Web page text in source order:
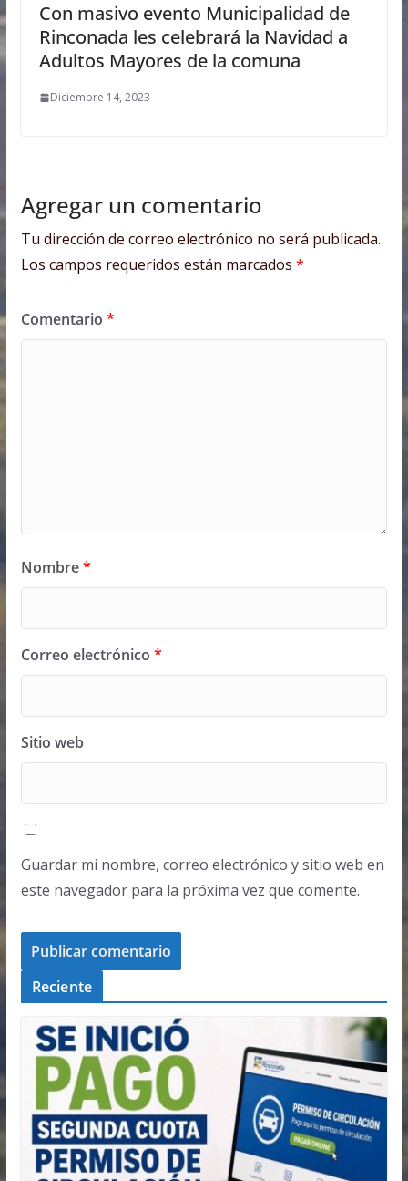
Con masivo evento Municipalidad de
Rinconada les celebrará la Navidad a
Adultos Mayores de la comuna
Diciembre 14, 2023
Agregar un comentario
Tu dirección de correo electrónico no será publicada.
Los campos requeridos están marcados *
Comentario *
Nombre*
Correo electrónico *
Sitio web
Guardar mi nombre, correo electrónico y sitio web en
este navegador para la próxima vez que comente.
Reciente